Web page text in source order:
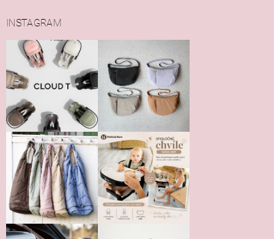
INSTAGRAM